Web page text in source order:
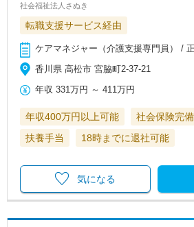
社会福祉法人さぬき
転職支援サービス経由
ケアマネジャー（介護支援専門員） /
香川県 高松市 宮脇町2-37-21
年収 331万円 ～411万円
年収400万円以上可能 社会保険完備
扶養手当
18時までに退社可能
気になる